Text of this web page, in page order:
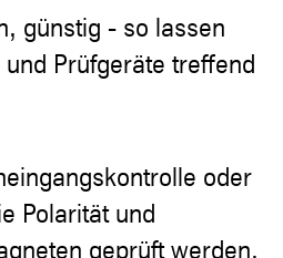
günstig - so lassen
Prüfgeräte treffend
oder
Polarität und
geprüft werden,